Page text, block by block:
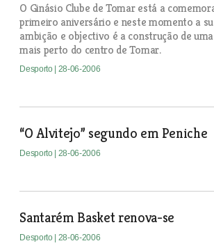
O Ginásio Clube de Tomar está a
primeiro aniversário e neste momento a
ambição e objectivo é a construção de
mais perto do centro de Tomar.
Desporto | 28-06-2006
“O Alvitejo” segundo em Peniche
Desporto | 28-06-2006
Santarém Basket renova-se
Desporto | 28-06-2006